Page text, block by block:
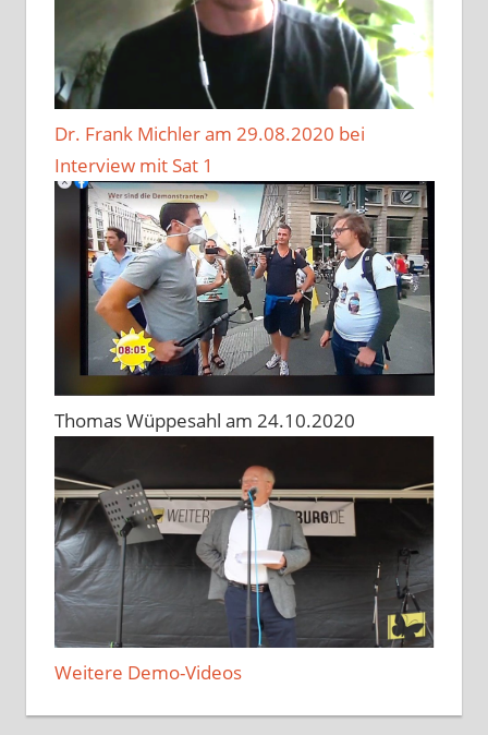
Dr. Frank Michler am 29.08.2020 bei
Interview mit Sat 1
Thomas Wüppesahl am 24.10.2020
Weitere Demo-Videos